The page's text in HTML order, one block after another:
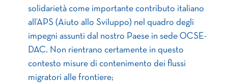
solidarietà come importante contributo italiano
all’APS (Aiuto allo Sviluppo) nel quadro degli
impegni assunti dal nostro Paese in sede OCSE-
DAC. Non rientrano certamente in questo
contesto misure di contenimento dei flussi
migratori alle frontiere;